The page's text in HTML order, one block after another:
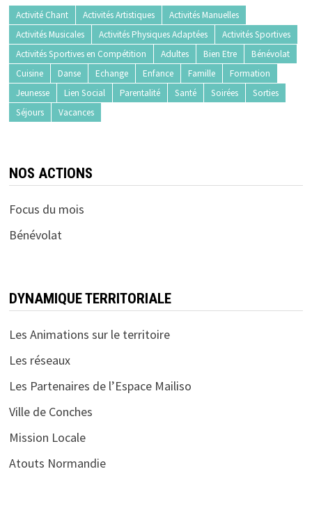
Activité Chant Activités Artistiques
Activités Manuelles
Activités Musicales
Activités Physiques Adaptées
Activités Sportives
Activités Sportives en Compétition
Adultes Bien Etre
Bénévolat
Cuisine
Danse Echange Enfance Famille
Formation
Jeunesse
Lien Social Parentalité Santé Soirées
Sorties
Séjours
Vacances
NOS ACTIONS
Focus du mois
Bénévolat
DYNAMIQUE TERRITORIALE
Les Animations sur le territoire
Les réseaux
Les Partenaires de l’Espace Mailiso
Ville de Conches
Mission Locale
Atouts Normandie